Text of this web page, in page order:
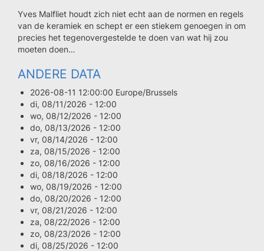
Yves Malfliet houdt zich niet echt aan de normen en regels
van de keramiek en schept er een stiekem genoegen in om
precies het tegenovergestelde te doen van wat hij zou
moeten doen…
ANDERE DATA
2026-08-11 12:00:00 Europe/Brussels
di, 08/11/2026 - 12:00
wo, 08/12/2026 - 12:00
do, 08/13/2026 - 12:00
vr, 08/14/2026 - 12:00
za, 08/15/2026 - 12:00
zo, 08/16/2026 - 12:00
di, 08/18/2026 - 12:00
wo, 08/19/2026 - 12:00
do, 08/20/2026 - 12:00
vr, 08/21/2026 - 12:00
za, 08/22/2026 - 12:00
zo, 08/23/2026 - 12:00
di, 08/25/2026 - 12:00